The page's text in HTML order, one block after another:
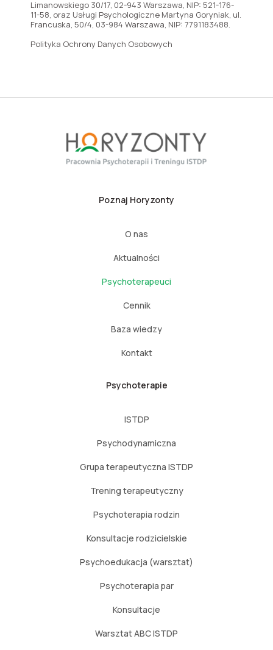
Limanowskiego 30/17, 02-943 Warszawa, NIP: 521-176-
11-58, oraz Usługi Psychologiczne Martyna Goryniak, ul.
Francuska, 50/4, 03-984 Warszawa, NIP: 7791183488.
Polityka Ochrony Danych Osobowych
Poznaj Horyzonty
O nas
Aktualności
Psychoterapeuci
Cennik
Baza wiedzy
Kontakt
Psychoterapie
ISTDP
Psychodynamiczna
Grupa terapeutyczna ISTDP
Trening terapeutyczny
Psychoterapia rodzin
Konsultacje rodzicielskie
Psychoedukacja (warsztat)
Psychoterapia par
Konsultacje
Warsztat ABC ISTDP